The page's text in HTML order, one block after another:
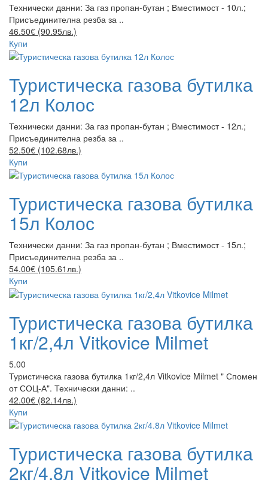
Технически данни: За газ пропан-бутан ; Вместимост - 10л.;
Присъединителна резба за ..
46.50€ (90.95лв.)
Купи
Туристическа газова бутилка
12л Колос
Технически данни: За газ пропан-бутан ; Вместимост - 12л.;
Присъединителна резба за ..
52.50€ (102.68лв.)
Купи
Туристическа газова бутилка
15л Колос
Технически данни: За газ пропан-бутан ; Вместимост - 15л.;
Присъединителна резба за ..
54.00€ (105.61лв.)
Купи
Туристическа газова бутилка
1кг/2,4л Vitkovice Milmet
5.00
Туристическа газова бутилка 1кг/2,4л Vitkovice Milmet " Спомен
от СОЦ-А". Технически данни: ..
42.00€ (82.14лв.)
Купи
Туристическа газова бутилка
2кг/4.8л Vitkovice Milmet